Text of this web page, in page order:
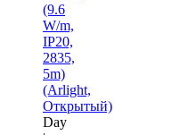
(9.6
W/m,
IP20,
2835,
5m)
(Arlight,
Открытый)
Day